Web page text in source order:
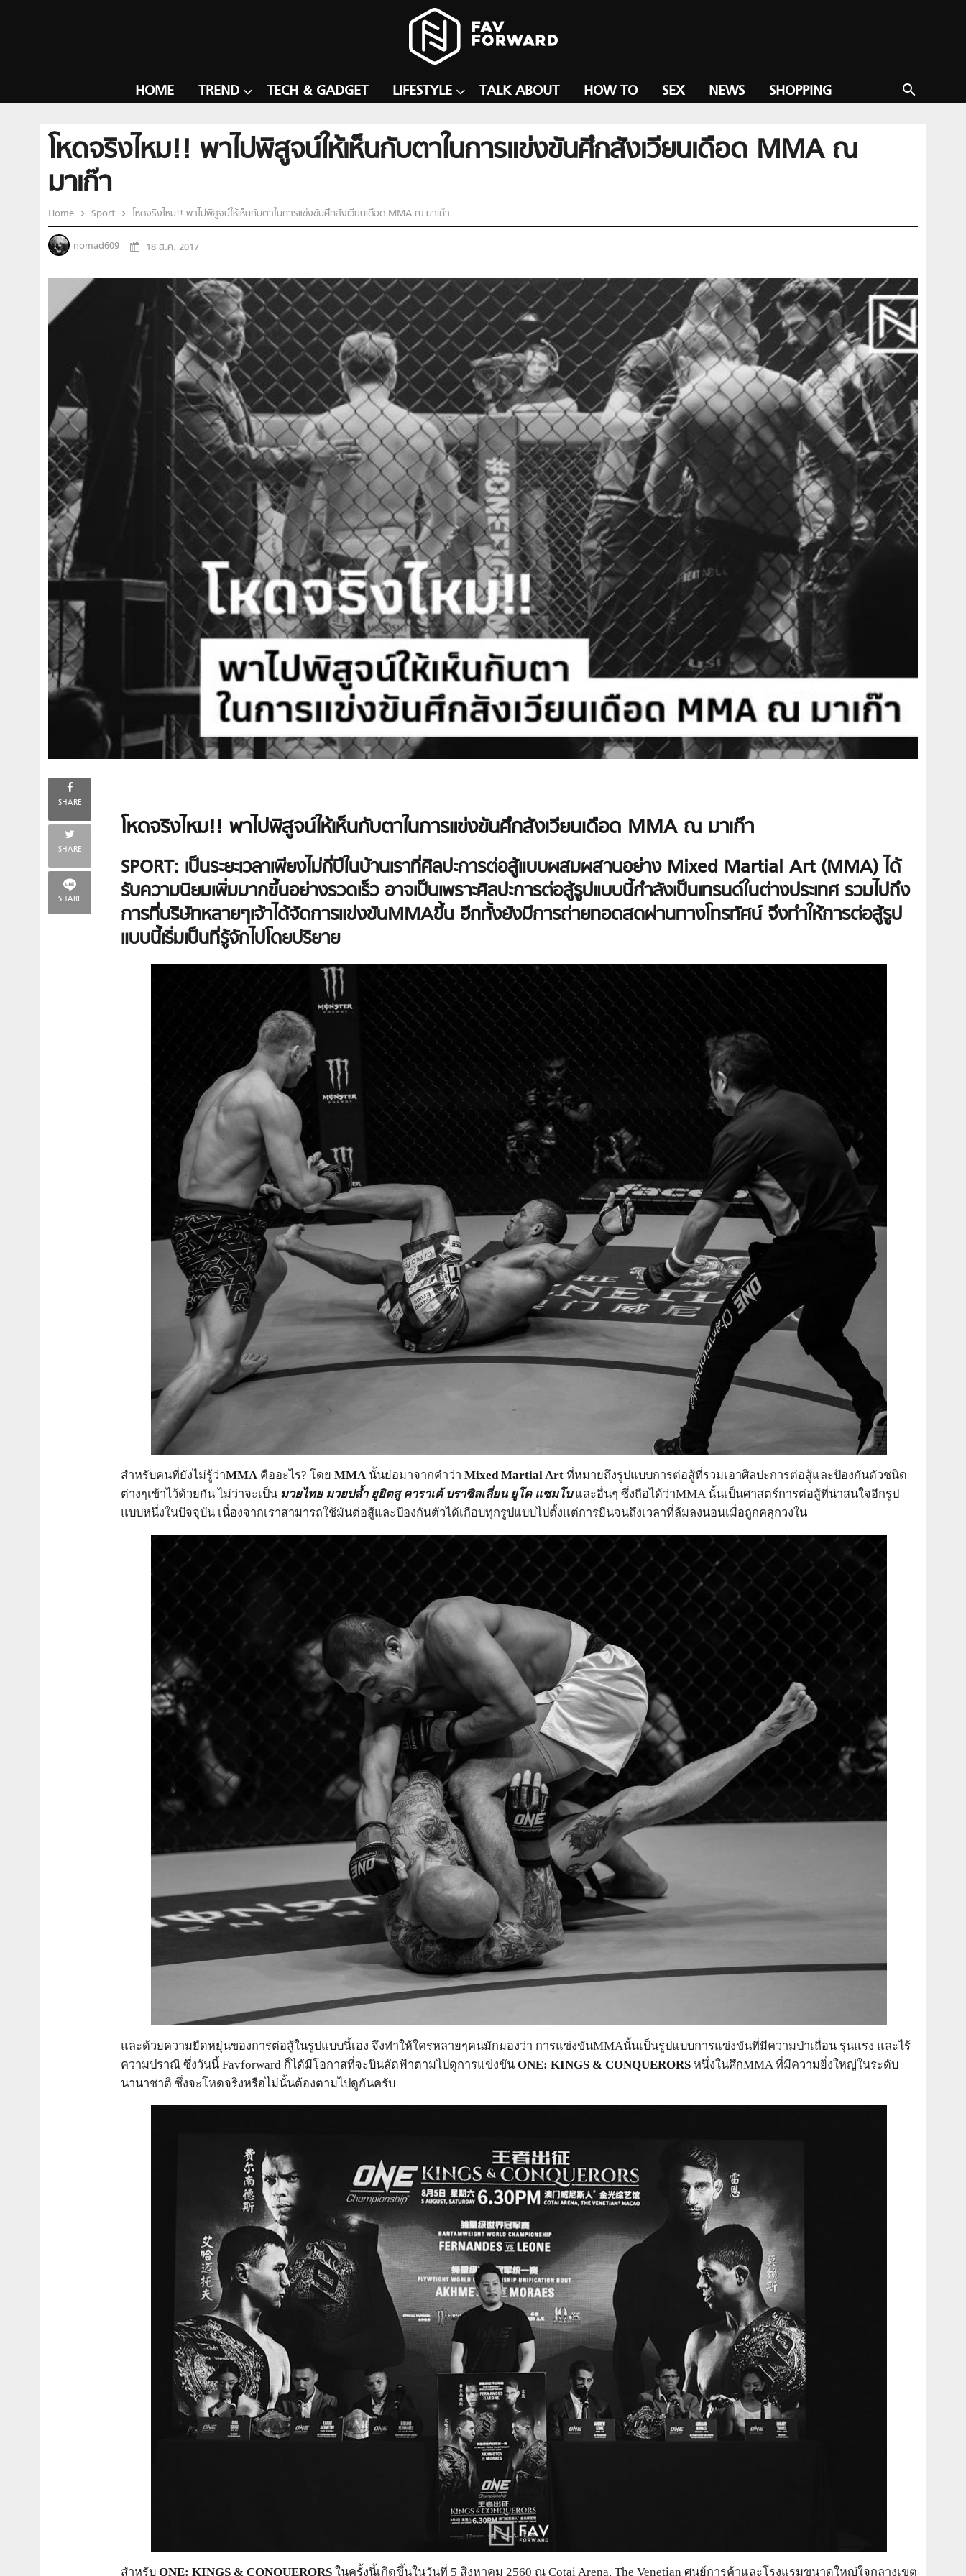
search
HOME TREND TECH & GADGET LIFESTYLE TALK ABOUT HOW TO SEX NEWS SHOPPING
โหดจริงไหม!! พาไปพิสูจน์ให้เห็นกับตาในการแข่งขันศึกสังเวียนเดือด MMA ณ
มาเก๊า
Home Sport โหดจริงไหม!! พาไปพิสูจน์ให้เห็นกับตาในการแข่งขันศึกสังเวียนเดือด MMA ณ มาเก๊า
nomad609 18 ส.ค. 2017
SHARE
SHARE
SHARE
โหดจริงไหม!! พาไปพิสูจน์ให้เห็นกับตาในการแข่งขันศึกสังเวียนเดือด MMA ณ มาเก๊า
SPORT: เป็นระยะเวลาเพียงไม่กี่ปีในบ้านเราที่ศิลปะการต่อสู้แบบผสมผสานอย่าง Mixed Martial Art (MMA) ได้
รับความนิยมเพิ่มมากขึ้นอย่างรวดเร็ว อาจเป็นเพราะศิลปะการต่อสู้รูปแบบนี้กำลังเป็นเทรนด์ในต่างประเทศ รวมไปถึง
การที่บริษัทหลายๆเจ้าได้จัดการแข่งขันMMAขึ้น อีกทั้งยังมีการถ่ายทอดสดผ่านทางโทรทัศน์ จึงทำให้การต่อสู้รูป
แบบนี้เริ่มเป็นที่รู้จักไปโดยปริยาย
สำหรับคนที่ยังไม่รู้ว่าMMA คืออะไร? โดย MMA นั้นย่อมาจากคำว่า Mixed Martial Art ที่หมายถึงรูปแบบการต่อสู้ที่รวมเอาศิลปะการต่อสู้และป้องกันตัวชนิด
ต่างๆเข้าไว้ด้วยกัน ไม่ว่าจะเป็น มวยไทย มวยปล้ำ ยูยิตสู คาราเต้ บราซิลเลี่ยน ยูโด แซมโบและอื่นๆ ซึ่งถือได้ว่าMMA นั้นเป็นศาสตร์การต่อสู้ที่น่าสนใจอีกรูป
แบบหนึ่งในปัจจุบัน เนื่องจากเราสามารถใช้มันต่อสู้และป้องกันตัวได้เกือบทุกรูปแบบไปตั้งแต่การยืนจนถึงเวลาที่ล้มลงนอนเมื่อถูกคลุกวงใน
และด้วยความยืดหยุ่นของการต่อสู้ในรูปแบบนี้เอง จึงทำให้ใครหลายๆคนมักมองว่า การแข่งขันMMAนั้นเป็นรูปแบบการแข่งขันที่มีความป่าเถื่อน รุนแรง และไร้
ความปราณี ซึ่งวันนี้ Favforward ก็ได้มีโอกาสที่จะบินลัดฟ้าตามไปดูการแข่งขัน ONE: KINGS & CONQUERORS หนึ่งในศึกMMA ที่มีความยิ่งใหญ่ในระดับ
นานาชาติ ซึ่งจะโหดจริงหรือไม่นั้นต้องตามไปดูกันครับ
สำหรับ ONE: KINGS & CONQUERORS ในครั้งนี้เกิดขึ้นในวันที่ 5 สิงหาคม 2560 ณ Cotai Arena, The Venetian ศูนย์การค้าและโรงแรมขนาดใหญ่ใจกลางเขต